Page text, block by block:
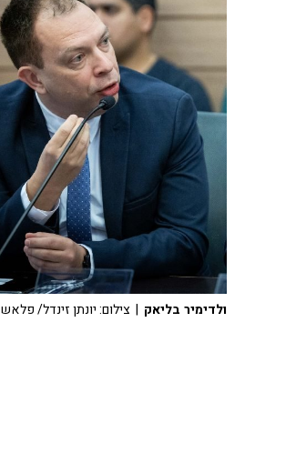
ולדימיר בליאק | צילום: יונתן זינדל/ פלאש 90